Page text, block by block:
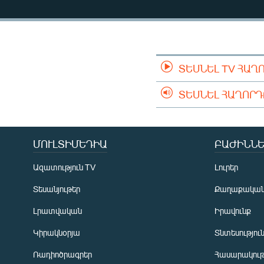
ՄՇԱԿՈՒՅԹ
ԱՐԽԻՎ
ՏԵՍԱՆՅՈՒԹԵՐ
ԲԱՆԱՎԵՃ
ՁԳՏԵԼՈՎ ԼԱՎԱԳՈՒՅՆԻՆ
ՓՈԴՔԱՍԹ
ՏԵՍՆԵԼ TV
ՏԵՍՆԵԼ
ՄՈՒԼՏԻՄԵԴԻԱ
Ազատություն TV
Տեսանյութեր
Լրատվական
Կիրակնօրյա
Ռադիոծրագրեր
Լուրեր
Իրավունք
Տնտեսություն